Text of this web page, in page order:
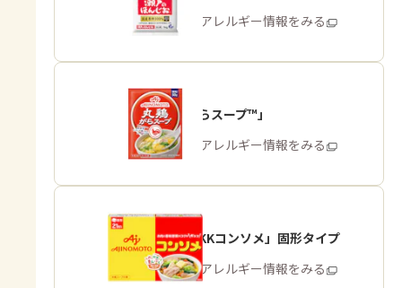
商品・アレルギー情報をみる
「丸鶏がらスープ™」
商品・アレルギー情報をみる
「味の素KKコンソメ」固形タイプ
商品・アレルギー情報をみる